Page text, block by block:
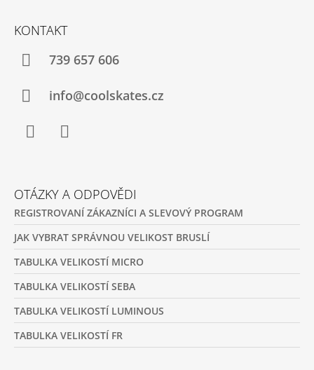
KONTAKT
739 657 606
info@coolskates.cz
OTÁZKY A ODPOVĚDI
REGISTROVANÍ ZÁKAZNÍCI A SLEVOVÝ PROGRAM
JAK VYBRAT SPRÁVNOU VELIKOST BRUSLÍ
TABULKA VELIKOSTÍ MICRO
TABULKA VELIKOSTÍ SEBA
TABULKA VELIKOSTÍ LUMINOUS
TABULKA VELIKOSTÍ FR